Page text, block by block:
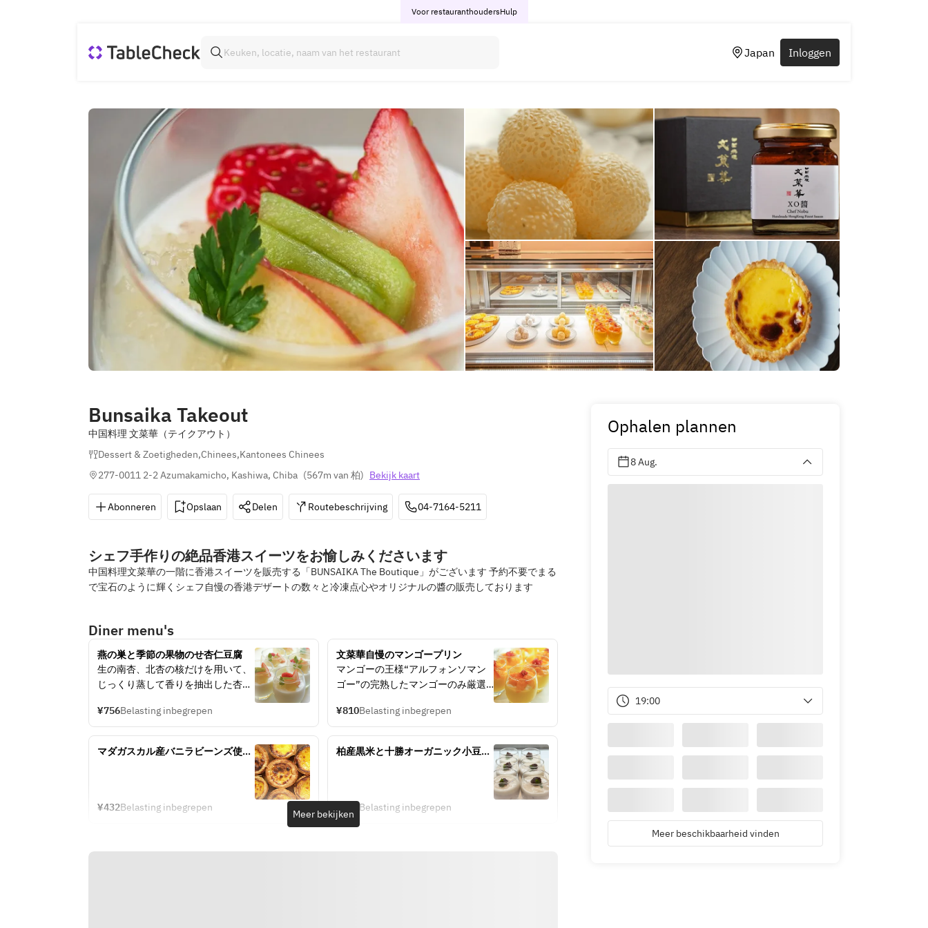
Voor restauranthoudersHulp
Japan Inloggen
Bunsaika Takeout
中国料理 文菜華（テイクアウト）
Dessert & Zoetigheden,Chinees,Kantonees Chinees
277-0011 2-2 Azumakamicho, Kashiwa, Chiba (567m van 柏) Bekijk kaart
Abonneren Opslaan Delen Routebeschrijving 04-7164-5211
シェフ手作りの絶品香港スイーツをお愉しみくださいます
中国料理文菜華の一階に香港スイーツを販売する「BUNSAIKA The Boutique」がございます 予約不要でまる
で宝石のように輝くシェフ自慢の香港デザートの数々と冷凍点心やオリジナルの醬の販売しております
Diner menu's
燕の巣と季節の果物のせ杏仁豆腐
生の南杏、北杏の核だけを用いて、
じっくり蒸して香りを抽出した杏仁
香料含む杏仁霜や動物性乳脂肪が含
まれる牛乳、生クリームを一切使用
せずに
杏仁本来の繊細な味と香りを引き立
ぜひご賞味下さいませ。
したジュレを添えております。
¥756Belasting inbegrepen
文菜華自慢のマンゴープリン
マンゴーの王様“アルフォンソマン
ゴー”の完熟したマンゴーのみ厳選
食感を活かすよう丁寧に裏漉し仕上
げた文菜華自慢の逸品。
¥810Belasting inbegrepen
マダガスカル産バニラビーンズ使
¥432Belasting inbegrepen
柏産黒米と十勝オーガニック小豆使
Belasting inbegrepen
Meer bekijken
Ophalen plannen
8 Aug.
19:00
Meer beschikbaarheid vinden